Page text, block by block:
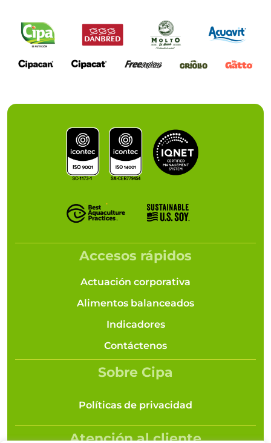
Accesos rápidos
Actuación corporativa
Alimentos balanceados
Indicadores
Contáctenos
Sobre Cipa
Políticas de privacidad
Atención al cliente